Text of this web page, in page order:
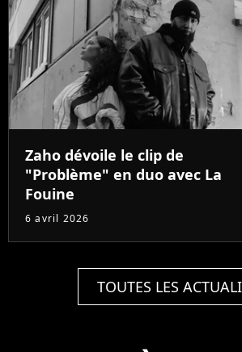
Zaho dévoile le clip de
"Problème" en duo avec La
Fouine
6 avril 2026
TOUTES LES